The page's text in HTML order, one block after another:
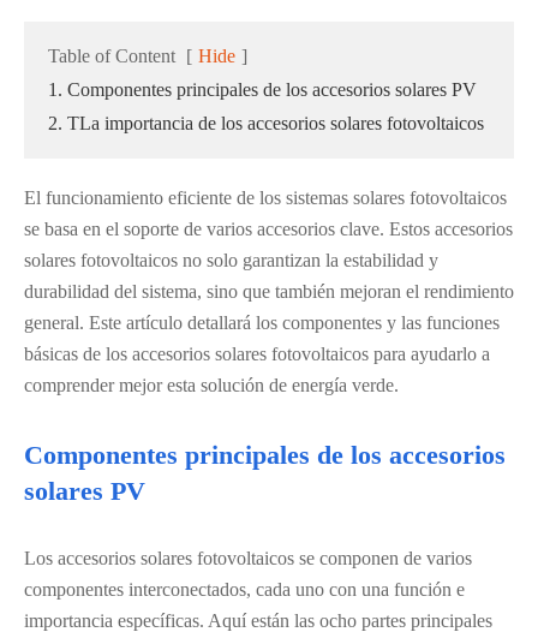
Table of Content [ Hide ]
1. Componentes principales de los accesorios solares PV
2. TLa importancia de los accesorios solares fotovoltaicos
El funcionamiento eficiente de los sistemas solares fotovoltaicos
se basa en el soporte de varios accesorios clave. Estos accesorios
solares fotovoltaicos no solo garantizan la estabilidad y
durabilidad del sistema, sino que también mejoran el rendimiento
general. Este artículo detallará los componentes y las funciones
básicas de los accesorios solares fotovoltaicos para ayudarlo a
comprender mejor esta solución de energía verde.
Componentes principales de los accesorios
solares PV
Los accesorios solares fotovoltaicos se componen de varios
componentes interconectados, cada uno con una función e
importancia específicas. Aquí están las ocho partes principales